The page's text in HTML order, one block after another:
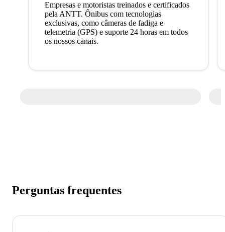
Empresas e motoristas treinados e certificados
pela ANTT. Ônibus com tecnologias
exclusivas, como câmeras de fadiga e
telemetria (GPS) e suporte 24 horas em todos
os nossos canais.
Perguntas frequentes